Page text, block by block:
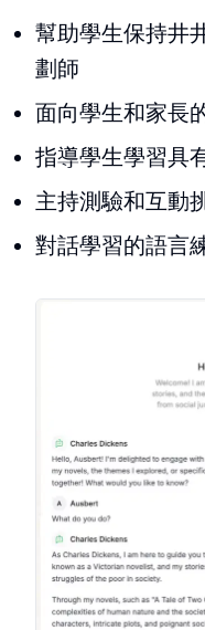
幫助學生保持井
劃師
面向學生和家長
指導學生學習具
主持測驗和互動
對話學習的語言